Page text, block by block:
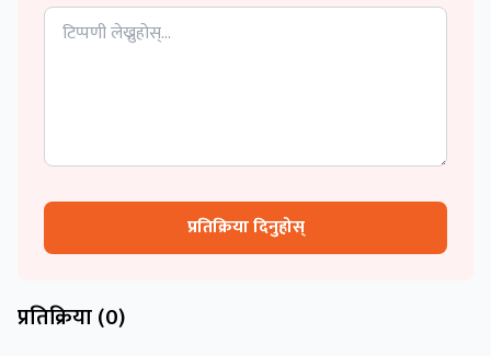
प्रतिक्रिया दिनुहोस्
प्रतिक्रिया (0)